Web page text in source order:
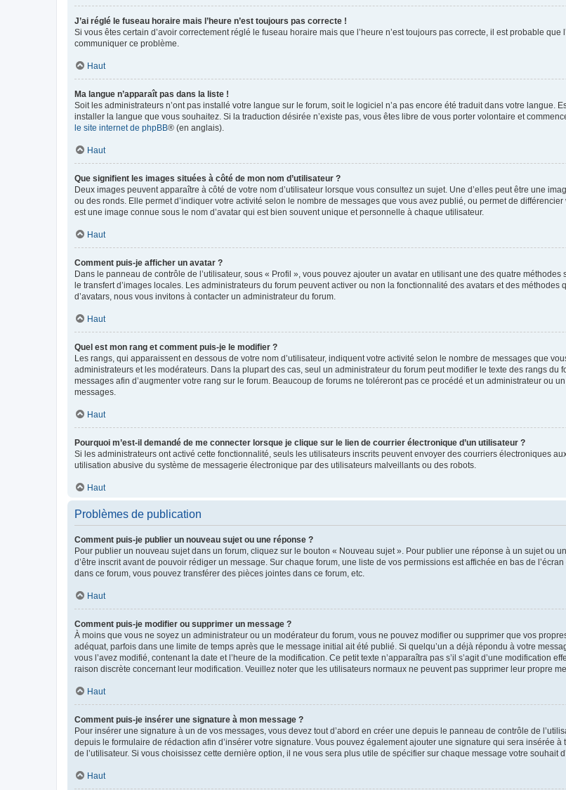
J’ai réglé le fuseau horaire mais l’heure n’est toujours pas correcte !
Si vous êtes certain d’avoir correctement réglé le fuseau horaire mais que l’heure n’est toujours pas correcte, il est probable
communiquer ce problème.
Haut
Ma langue n’apparaît pas dans la liste !
Soit les administrateurs n’ont pas installé votre langue sur le forum, soit le logiciel n’a pas encore été traduit dans votre langue.
installer la langue que vous souhaitez. Si la traduction désirée n’existe pas, vous êtes libre de vous porter volontaire et
le site internet de phpBB® (en anglais).
Haut
Que signifient les images situées à côté de mon nom d’utilisateur ?
Deux images peuvent apparaître à côté de votre nom d’utilisateur lorsque vous consultez un sujet. Une d’elles peut être une
ou des ronds. Elle permet d’indiquer votre activité selon le nombre de messages que vous avez publié, ou permet de
est une image connue sous le nom d’avatar qui est bien souvent unique et personnelle à chaque utilisateur.
Haut
Comment puis-je afficher un avatar ?
Dans le panneau de contrôle de l’utilisateur, sous « Profil », vous pouvez ajouter un avatar en utilisant une des quatre
le transfert d’images locales. Les administrateurs du forum peuvent activer ou non la fonctionnalité des avatars et des
d’avatars, nous vous invitons à contacter un administrateur du forum.
Haut
Quel est mon rang et comment puis-je le modifier ?
Les rangs, qui apparaissent en dessous de votre nom d’utilisateur, indiquent votre activité selon le nombre de messages que
administrateurs et les modérateurs. Dans la plupart des cas, seul un administrateur du forum peut modifier le texte des rangs
messages afin d’augmenter votre rang sur le forum. Beaucoup de forums ne toléreront pas ce procédé et un administrateur ou
messages.
Haut
Pourquoi m’est-il demandé de me connecter lorsque je clique sur le lien de courrier électronique d’un utilisateur ?
Si les administrateurs ont activé cette fonctionnalité, seuls les utilisateurs inscrits peuvent envoyer des courriers électroniques
utilisation abusive du système de messagerie électronique par des utilisateurs malveillants ou des robots.
Haut
Problèmes de publication
Comment puis-je publier un nouveau sujet ou une réponse ?
Pour publier un nouveau sujet dans un forum, cliquez sur le bouton « Nouveau sujet ». Pour publier une réponse à un sujet ou
d’être inscrit avant de pouvoir rédiger un message. Sur chaque forum, une liste de vos permissions est affichée en bas de
dans ce forum, vous pouvez transférer des pièces jointes dans ce forum, etc.
Haut
Comment puis-je modifier ou supprimer un message ?
À moins que vous ne soyez un administrateur ou un modérateur du forum, vous ne pouvez modifier ou supprimer que vos
adéquat, parfois dans une limite de temps après que le message initial ait été publié. Si quelqu’un a déjà répondu à votre
vous l’avez modifié, contenant la date et l’heure de la modification. Ce petit texte n’apparaîtra pas s’il s’agit d’une modification
raison discrète concernant leur modification. Veuillez noter que les utilisateurs normaux ne peuvent pas supprimer leur propre
Haut
Comment puis-je insérer une signature à mon message ?
Pour insérer une signature à un de vos messages, vous devez tout d’abord en créer une depuis le panneau de contrôle de
depuis le formulaire de rédaction afin d’insérer votre signature. Vous pouvez également ajouter une signature qui sera insérée
de l’utilisateur. Si vous choisissez cette dernière option, il ne vous sera plus utile de spécifier sur chaque message votre souhait
Haut